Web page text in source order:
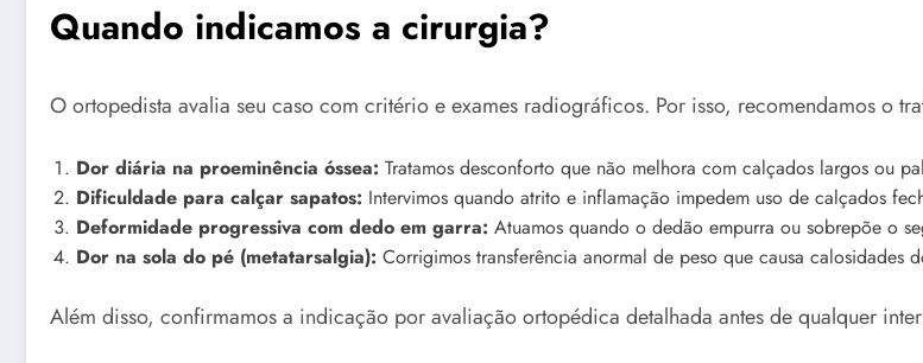
Quando indicamos a cirurgia?
O ortopedista avalia seu caso com critério e exames radiográficos. Por isso, recomendamos o
Dor diária na proeminência óssea: Tratamos desconforto que não melhora com calçados largos ou
Dificuldade para calçar sapatos: Intervimos quando atrito e inflamação impedem uso de calçados
Deformidade progressiva com dedo em garra: Atuamos quando o dedão empurra ou sobrepõe o
Dor na sola do pé (metatarsalgia): Corrigimos transferência anormal de peso que causa calosidades
Além disso, confirmamos a indicação por avaliação ortopédica detalhada antes de qualquer